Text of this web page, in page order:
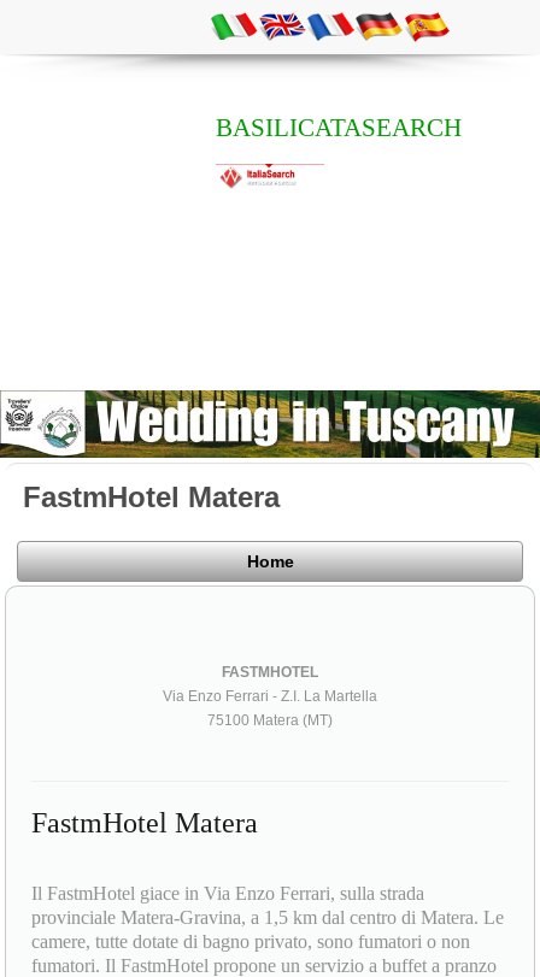
BASILICATASEARCH
FastmHotel Matera
Home
FASTMHOTEL
Via Enzo Ferrari - Z.I. La Martella
75100 Matera (MT)
FastmHotel Matera
Il FastmHotel giace in Via Enzo Ferrari, sulla strada
provinciale Matera-Gravina, a 1,5 km dal centro di Matera. Le
camere, tutte dotate di bagno privato, sono fumatori o non
fumatori. Il FastmHotel propone un servizio a buffet a pranzo